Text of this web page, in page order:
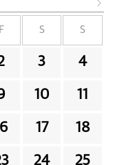
F S S
3 4
10 11
17 18
24 25